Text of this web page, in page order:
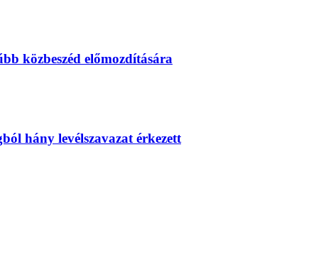
közbeszéd előmozdítására
hány levélszavazat érkezett